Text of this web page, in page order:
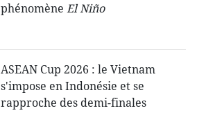
phénomèneEl Niño
ASEAN Cup 2026 : le Vietnam
s'impose en Indonésie et se
rapproche des demi-finales